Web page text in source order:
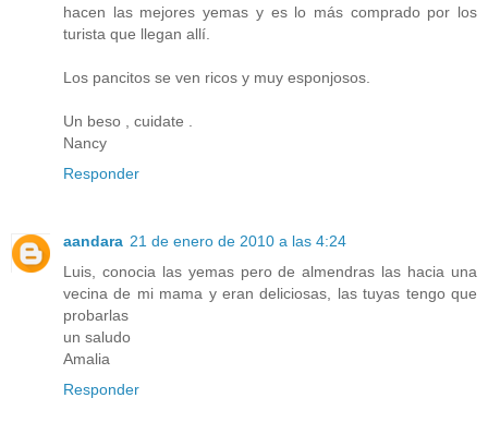
hacen las mejores yemas y es lo más comprado por los
turista que llegan allí.
Los pancitos se ven ricos y muy esponjosos.
Un beso , cuidate .
Nancy
Responder
aandara 21 de enero de 2010 a las 4:24
Luis, conocia las yemas pero de almendras las hacia una
vecina de mi mama y eran deliciosas, las tuyas tengo que
probarlas
un saludo
Amalia
Responder